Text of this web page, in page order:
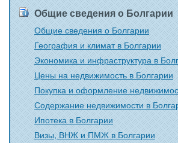
Общие сведения о Болгарии
Общие сведения о Болгарии
География и климат в Болгарии
Экономика и инфраструктура в
Цены на недвижимость в Болгарии
Покупка и оформление
Содержание недвижимости в
Ипотека в Болгарии
Визы, ВНЖ и ПМЖ в Болгарии